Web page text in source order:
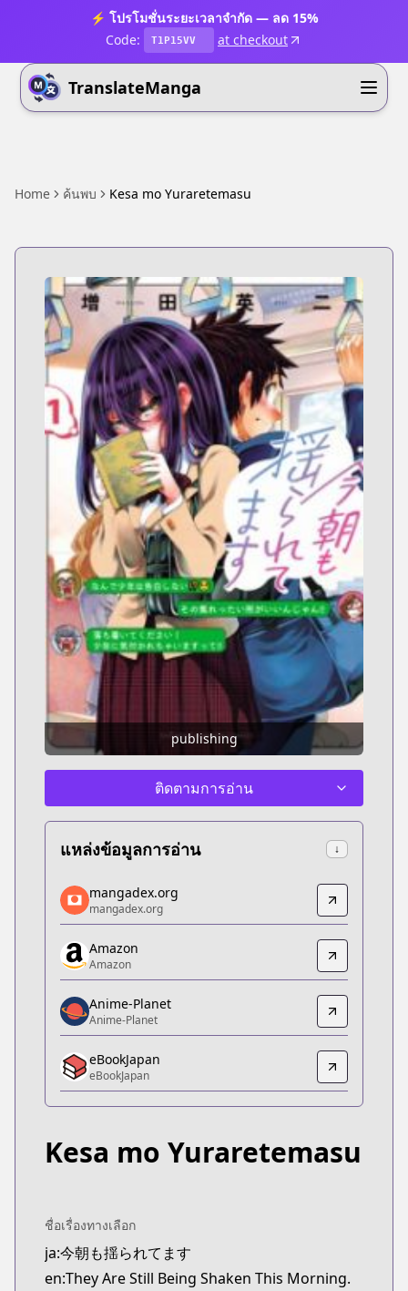
⚡ โปรโมชั่นระยะเวลาจำกัด — ลด 15%
Code:
T1P15VV at checkout
TranslateManga
Home ค้นพบ Kesa mo Yuraretemasu ​
publishing
ติดตามการอ่าน
แหล่งข้อมูลการอ่าน ↓
mangadex.org
mangadex.org
https://mangadex.org/title/157ab2cc-1fc7-4b29-
Amazon
Amazon
https://www.amazon.co.jp/dp/B0D9WMC8MC
Anime-Planet
Anime-Planet
https://www.anime-planet.com/manga/kesa-mo-
eBookJapan
eBookJapan
Official Raw
Kitsu
Kitsu
https://kitsu.app/manga/kesa-mo-yuraretemasu
MangaUpdates
mangadex.org
mangadex.org
Amazon
Amazon
Anime-Planet
Anime-Planet
eBookJapan
eBookJapan
Kesa mo Yuraretemasu
ชื่อเรื่องทางเลือก
ja:今朝も揺られてます
en:They Are Still Being Shaken This Morning.